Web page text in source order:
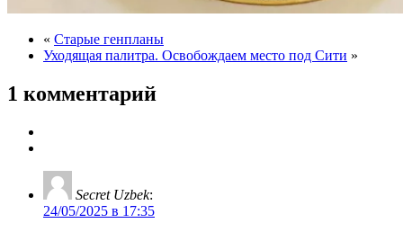
« Старые генпланы
Уходящая палитра. Освобождаем место под Сити »
1 комментарий
Secret Uzbek:
24/05/2025 в 17:35